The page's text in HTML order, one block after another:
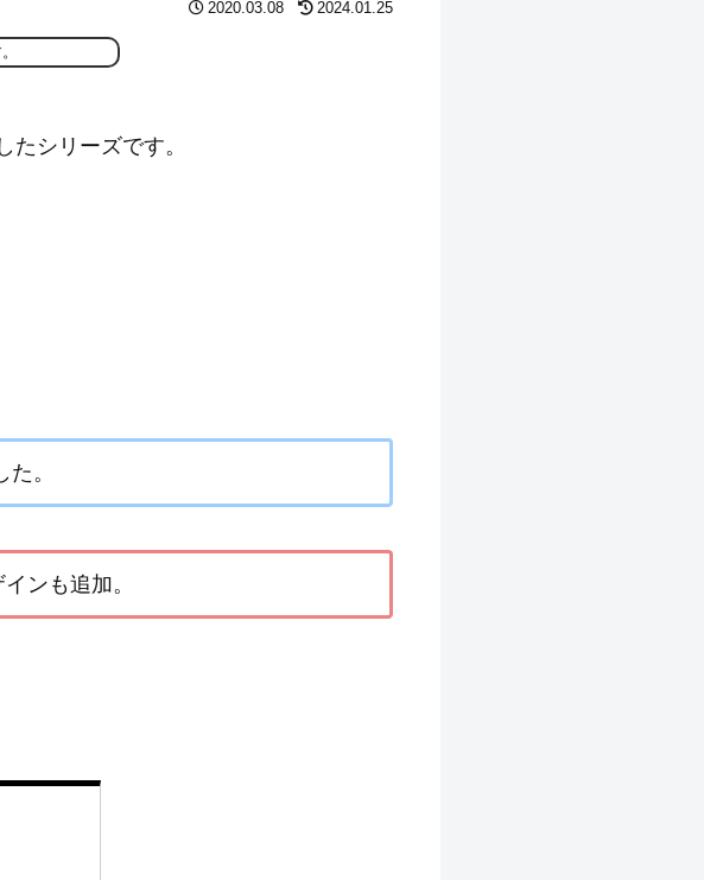
2020.03.08 2024.01.25
シリーズです。
。
ンも追加。